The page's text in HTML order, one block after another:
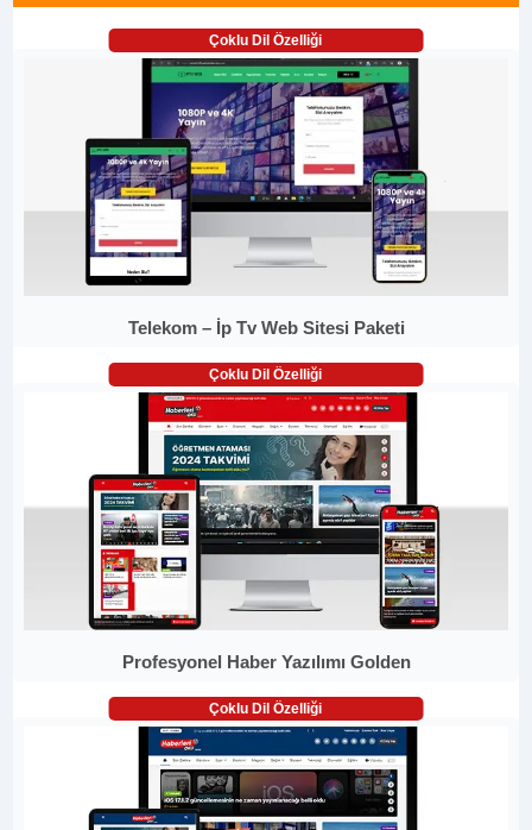
Çoklu Dil Özelliği
Telekom – İp Tv Web Sitesi Paketi
Çoklu Dil Özelliği
Profesyonel Haber Yazılımı Golden
Çoklu Dil Özelliği